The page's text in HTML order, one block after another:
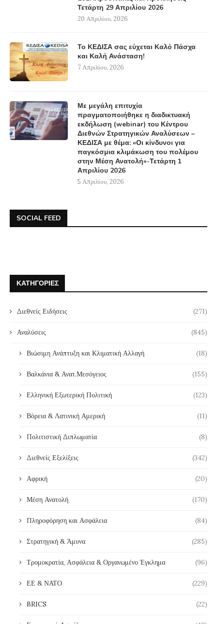
Τετάρτη 29 Απριλίου 2026
20 Απριλίου, 2026
Το ΚΕΔΙΣΑ σας εύχεται Καλό Πάσχα
και Καλή Ανάσταση!
7 Απριλίου, 2026
Με μεγάλη επιτυχία
πραγματοποιήθηκε η διαδικτυακή
εκδήλωση (webinar) του Κέντρου
Διεθνών Στρατηγικών Αναλύσεων –
ΚΕΔΙΣΑ με θέμα: «Οι κίνδυνοι για
παγκόσμια κλιμάκωση του πολέμου
στην Μέση Ανατολή»-Τετάρτη 1
Απριλίου 2026
5 Απριλίου, 2026
SOCIAL FEED
ΚΑΤΗΓΟΡΊΕΣ
Διεθνείς Ειδήσεις (271)
Αναλύσεις (845)
Βιώσιμη Ανάπτυξη και Κλιματική Αλλαγή (18)
Βαλκάνια & Ανατ.Μεσόγειος (155)
Ελληνική Εξωτερική Πολιτική (123)
Βόρεια & Λατινική Αμερική (11)
Πολιτιστική Διπλωματία (8)
Διεθνείς Εξελίξεις (342)
Αφρική (20)
Μέση Ανατολή (170)
Πληροφόρηση και Ασφάλεια (84)
Στρατηγική & Άμυνα (285)
Τρομοκρατία, Ασφάλεια & Οργανωμένο Έγκλημα (96)
ΕΕ & ΝΑΤΟ (229)
BRICS (22)